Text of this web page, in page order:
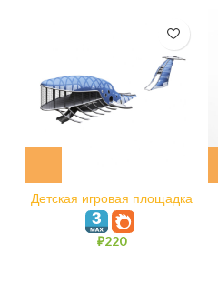
Детская игровая площадка
Кит
₽220